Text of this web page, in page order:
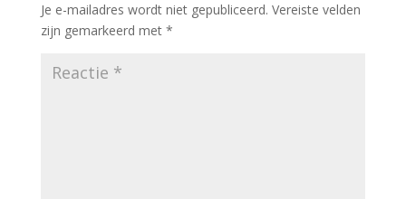
Je e-mailadres wordt niet gepubliceerd. Vereiste velden
zijn gemarkeerd met *